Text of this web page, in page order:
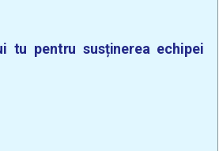
tu pentru susținerea echipei